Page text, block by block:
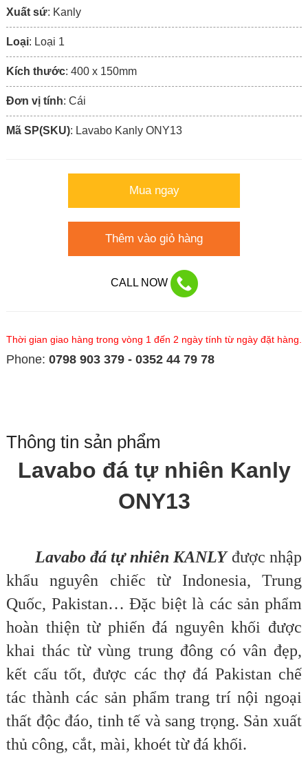
Xuất sứ: Kanly
Loại: Loại 1
Kích thước: 400 x 150mm
Đơn vị tính: Cái
Mã SP(SKU): Lavabo Kanly ONY13
Mua ngay
Thêm vào giỏ hàng
CALL NOW
Thời gian giao hàng trong vòng 1 đến 2 ngày tính từ ngày đặt hàng.
Phone: 0798 903 379 - 0352 44 79 78
Thông tin sản phẩm
Lavabo đá tự nhiên Kanly
ONY13
Lavabo đá tự nhiên KANLYđược nhập
khẩu nguyên chiếc từ Indonesia, Trung
Quốc, Pakistan… Đặc biệt là các sản phẩm
hoàn thiện từ phiến đá nguyên khối được
khai thác từ vùng trung đông có vân đẹp,
kết cấu tốt, được các thợ đá Pakistan chế
tác thành các sản phẩm trang trí nội ngoại
thất độc đáo, tinh tế và sang trọng. Sản xuất
thủ công, cắt, mài, khoét từ đá khối.